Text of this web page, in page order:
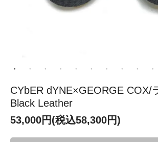
CYbER dYNE×GEORGE COX/
Black Leather
53,000円(税込58,300円)